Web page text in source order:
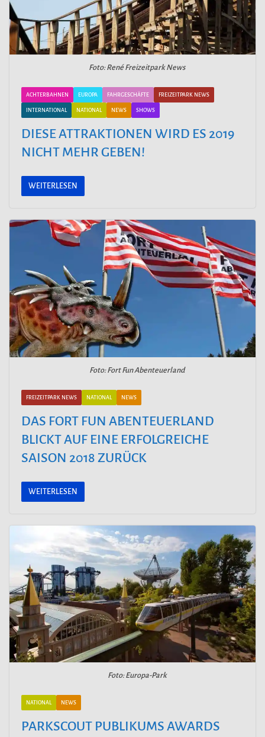
Foto: René Freizeitpark News
ACHTERBAHNEN EUROPA FAHRGESCHÄFTE FREIZEITPARK NEWS
INTERNATIONAL NATIONAL NEWS SHOWS
DIESE ATTRAKTIONEN WIRD ES 2019
NICHT MEHR GEBEN!
WEITERLESEN
Foto: Fort Fun Abenteuerland
FREIZEITPARK NEWS NATIONAL NEWS
DAS FORT FUN ABENTEUERLAND
BLICKT AUF EINE ERFOLGREICHE
SAISON 2018 ZURÜCK
WEITERLESEN
Foto: Europa-Park
NATIONAL NEWS
PARKSCOUT PUBLIKUMS AWARDS